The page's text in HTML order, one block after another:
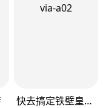
快去搞定铁壁皇帝！